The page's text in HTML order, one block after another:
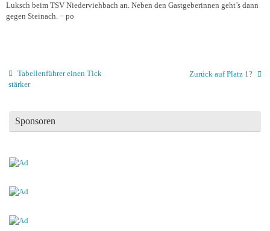
Luksch beim TSV Niederviehbach an. Neben den Gastgeberinnen geht’s dann
gegen Steinach. − po
Tabellenführer einen Tick
stärker
Zurück auf Platz 1?
Sponsoren